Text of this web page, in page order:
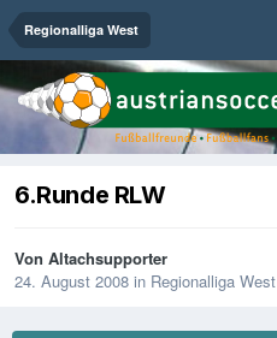
Regionalliga West
6.Runde RLW
Von Altachsupporter
24. August 2008 in Regionalliga West